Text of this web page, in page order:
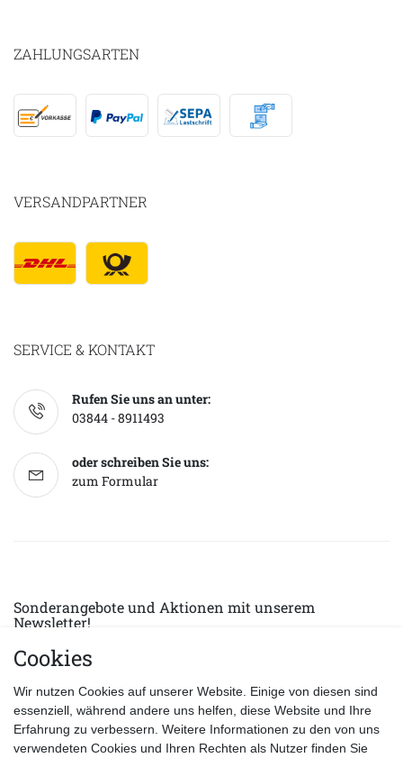
ZAHLUNGSARTEN
VERSANDPARTNER
SERVICE & KONTAKT
Rufen Sie uns an unter:
03844 - 8911493
oder schreiben Sie uns:
zum Formular
Sonderangebote und Aktionen mit unserem
Newsletter!
E-MAIL *
Datenschutzerklärung
Cookies
Wir nutzen Cookies auf unserer Website. Einige von diesen sind
essenziell, während andere uns helfen, diese Website und Ihre
Erfahrung zu verbessern. Weitere Informationen zu den von uns
verwendeten Cookies und Ihren Rechten als Nutzer finden Sie